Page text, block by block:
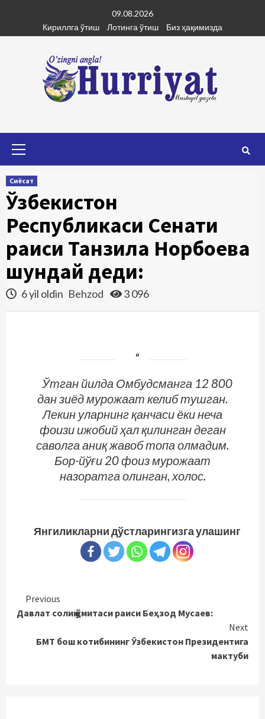
content
09.08.2026
Кириллга ўтиш
Лотинга ўтиш Биз ҳақимизда
Сиёсат
Ўзбекистон
Республикаси Сенати
раиси Танзила Норбоева
шундай деди:
6 yil oldin Behzod 3 096
Ўтган йилда Омбудсманга 12 800
дан зиёд мурожаат келиб тушган.
Лекин уларнинг қанчаси ёки неча
фоизи ижобий ҳал қилинган деган
саволга аниқ жавоб топа олмадим.
Бор-йўғи 20 фоиз мурожаат
назоратга олинган, холос.
Янгиликларни дўстларингизга улашинг
Continue
Reading
Previous
Давлат солиқ қўмитаси раиси Беҳзод Мусаев:
Next
БМТ бош котибининг Ўзбекистон Президентига
мактуби